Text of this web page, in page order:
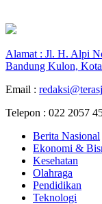
Alamat : Jl. H. Alpi
Bandung Kulon,
Email :
Telepon : 022 2057
Berita Nasional
Ekonomi &
Kesehatan
Olahraga
Pendidikan
Teknologi